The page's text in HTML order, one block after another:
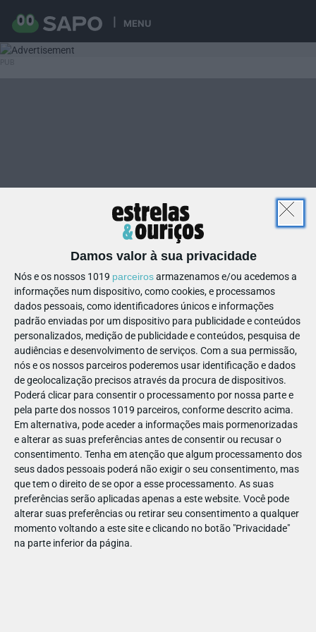
MENU
Damos valor à sua privacidade
Nós e os nossos 1019 parceirosarmazenamos e/ou acedemos a
informações num dispositivo, como cookies, e processamos
dados pessoais, como identificadores únicos e informações
padrão enviadas por um dispositivo para publicidade e conteúdos
personalizados, medição de publicidade e conteúdos, pesquisa de
audiências e desenvolvimento de serviços. Com a sua permissão,
nós e os nossos parceiros poderemos usar identificação e dados
de geolocalização precisos através da procura de dispositivos.
Poderá clicar para consentir o processamento por nossa parte e
pela parte dos nossos 1019 parceiros, conforme descrito acima.
Em alternativa, pode aceder a informações mais pormenorizadas
e alterar as suas preferências antes de consentir ou recusar o
consentimento. Tenha em atenção que algum processamento dos
seus dados pessoais poderá não exigir o seu consentimento, mas
que tem o direito de se opor a esse processamento. As suas
preferências serão aplicadas apenas a este website. Você pode
alterar suas preferências ou retirar seu consentimento a qualquer
momento voltando a este site e clicando no botão "Privacidade"
na parte inferior da página.
10
1180211691785321